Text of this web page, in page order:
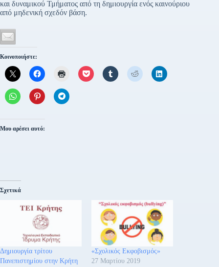
και δυναμικού Τμήματος από τη δημιουργία ενός καινούριου
από μηδενική σχεδόν βάση.
Κοινοποιήστε:
Μου αρέσει αυτό:
Σχετικά
Δημιουργία τρίτου
Πανεπιστημίου στην Κρήτη
«Σχολικός Εκφοβισμός»
27 Μαρτίου 2019